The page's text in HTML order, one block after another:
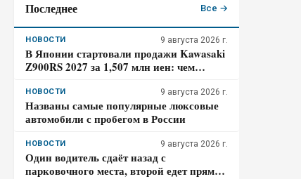
Последнее Все →
НОВОСТИ 9 августа 2026 г.
В Японии стартовали продажи Kawasaki
Z900RS 2027 за 1,507 млн иен: чем
кубовую «четвёрку»
НОВОСТИ 9 августа 2026 г.
Названы самые популярные люксовые
автомобили с пробегом в России
НОВОСТИ 9 августа 2026 г.
Один водитель сдаёт назад с
парковочного места, второй едет прямо